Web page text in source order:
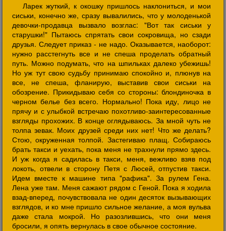
Ларек жуткий, к окошку пришлось наклониться, и мои
сиськи, конечно же, сразу вывалились, что у молоденькой
девочки-продавца вызвало возглас: "Вот так сиськи у
старушки!" Пытаюсь спрятать свои сокровища, но сзади
друзья. Следует приказ - не надо. Оказывается, наоборот:
нужно расстегнуть все и не спеша проделать обратный
путь. Можно подумать, что на шпильках далеко убежишь!
Но уж тут свою судьбу принимаю спокойно и, плюнув на
все, не спеша, фланирую, выставив свои сиськи на
обозрение. Прикидываю себя со стороны: блондиночка в
черном белье без всего. Нормально! Пока иду, лицо не
прячу и с улыбкой встречаю похотливо-заинтересованные
взгляды прохожих. В конце оглядываюсь. За мной чуть не
толпа зевак. Моих друзей среди них нет! Что же делать?
Стою, окруженная толпой. Застегиваю плащ. Собираюсь
брать такси и уехать, пока меня не трахнули прямо здесь.
И уж когда я садилась в такси, меня, вежливо взяв под
локоть, отвели в сторону Петя с Люсей, отпустив такси.
Идем вместе к машине типа "рафика". За рулем Гена.
Лена уже там. Меня сажают рядом с Геной. Пока я ходила
взад-вперед, почувствовала не один десяток вызывающих
взглядов, и ко мне пришло сильное желание, а моя вульва
даже стала мокрой. Но разозлившись, что они меня
бросили, я опять вернулась в свое обычное состояние.